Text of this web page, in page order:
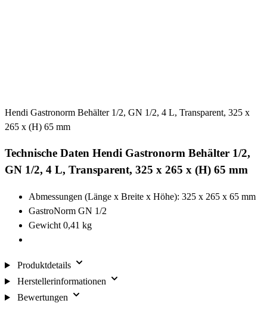
Hendi Gastronorm Behälter 1/2, GN 1/2, 4 L, Transparent, 325 x
265 x (H) 65 mm
Technische Daten Hendi Gastronorm Behälter 1/2,
GN 1/2, 4 L, Transparent, 325 x 265 x (H) 65 mm
Abmessungen (Länge x Breite x Höhe): 325 x 265 x 65 mm
GastroNorm GN 1/2
Gewicht 0,41 kg
Produktdetails
Herstellerinformationen
Bewertungen